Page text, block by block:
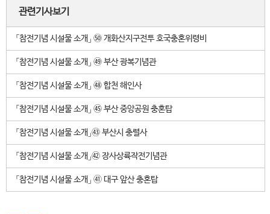
관련기사보기
「참전기념 시설물 소개」 ㊿ 개화산지구전투 호국충혼위령비
「참전기념 시설물 소개」 ㊾ 부산 광복기념관
「참전기념 시설물 소개」 ㊽ 합천 해인사
「참전기념 시설물 소개」 ㊺ 부산 중앙공원 충혼탑
「참전기념 시설물 소개」㊸ 부산시 충렬사
「참전기념 시설물 소개」㊷ 장사상륙작전기념관
「참전기념 시설물 소개」 ㊶ 대구 앞산 충혼탑